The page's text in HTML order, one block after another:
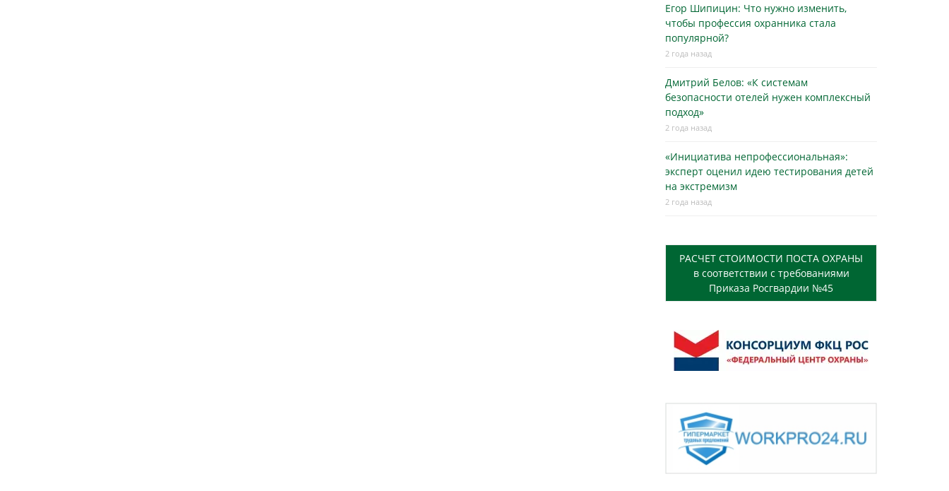
Егор Шипицин: Что нужно изменить,
чтобы профессия охранника стала
популярной?
2 года назад
Дмитрий Белов: «К системам
безопасности отелей нужен комплексный
подход»
2 года назад
«Инициатива непрофессиональная»:
эксперт оценил идею тестирования детей
на экстремизм
2 года назад
РАСЧЕТ СТОИМОСТИ ПОСТА ОХРАНЫ
в соответствии с требованиями
Приказа Росгвардии №45